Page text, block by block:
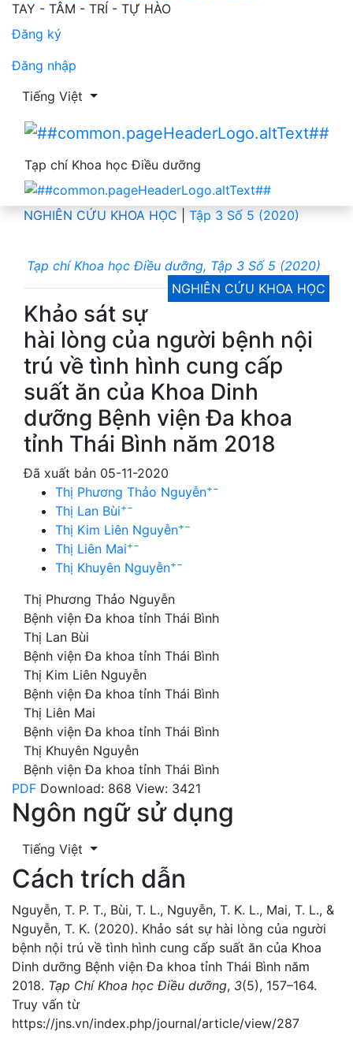
TAY - TÂM - TRÍ - TỰ HÀO
Đăng ký
Đăng nhập
Thay đổi ngôn ngữ. Ngôn ngữ hiện tại là:
Tiếng Việt
Tạp chí Khoa học Điều dưỡng
NGHIÊN CỨU KHOA HỌC Tập 3 Số 5 (2020)
Tạp chí Khoa học Điều dưỡng, Tập 3 Số 5 (2020)
NGHIÊN CỨU KHOA HỌC
Khảo sát sự
hài lòng của người bệnh nội
trú về tình hình cung cấp
suất ăn của Khoa Dinh
dưỡng Bệnh viện Đa khoa
tỉnh Thái Bình năm 2018
Đã xuất bản 05-11-2020
Thị Phương Thảo Nguyễn+−
Thị Lan Bùi+−
Thị Kim Liên Nguyễn+−
Thị Liên Mai+−
Thị Khuyên Nguyễn+−
Thị Phương Thảo Nguyễn
Bệnh viện Đa khoa tỉnh Thái Bình
Thị Lan Bùi
Bệnh viện Đa khoa tỉnh Thái Bình
Thị Kim Liên Nguyễn
Bệnh viện Đa khoa tỉnh Thái Bình
Thị Liên Mai
Bệnh viện Đa khoa tỉnh Thái Bình
Thị Khuyên Nguyễn
Bệnh viện Đa khoa tỉnh Thái Bình
PDF Download: 868 View: 3421
Ngôn ngữ sử dụng
Tiếng Việt
Cách trích dẫn
Nguyễn, T. P. T., Bùi, T. L., Nguyễn, T. K. L., Mai, T. L., &
Nguyễn, T. K. (2020). Khảo sát sự hài lòng của người
bệnh nội trú về tình hình cung cấp suất ăn của Khoa
Dinh dưỡng Bệnh viện Đa khoa tỉnh Thái Bình năm
2018. Tạp Chí Khoa học Điều dưỡng, 3(5), 157–164.
Truy vấn từ
https://jns.vn/index.php/journal/article/view/287